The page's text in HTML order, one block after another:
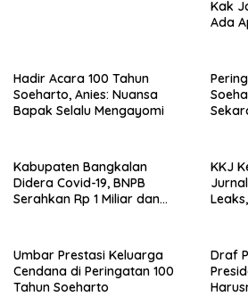
Kak
Ada
Hadir Acara 100 Tahun
Soeharto, Anies: Nuansa
Bapak Selalu Mengayomi
Kabupaten Bangkalan
Didera Covid-19, BNPB
Serahkan Rp 1 Miliar dan
KKJ
Umbar Prestasi Keluarga
Cendana di Peringatan 100
Tahun Soeharto
Draf